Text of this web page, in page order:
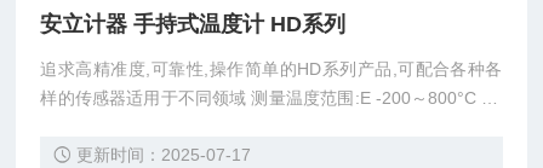
安立计器 手持式温度计 HD系列
追求高精准度,可靠性,操作简单的HD系列产品,可配合各种各
样的传感器适用于不同领域 测量温度范围:E -200～800°C / K
（上记以外范围自动切换1°C分辨率）
更新时间：2025-07-17